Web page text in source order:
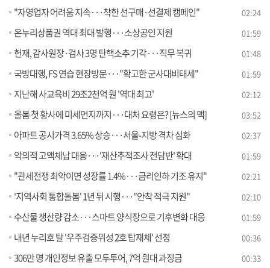
"자영업자 어려움 지속···착한 선구매·선결제 캠페인" 02:24
온누리상품권 역대 최대 발행···소상공인 지원 01:59
헌재, 감사원장·검사 3명 탄핵소추 기각···직무 복귀 01:48
국방대행, FS 연습 현장방문···"확고한 군사대비태세" 01:59
지난해 사교육비 29조2천억 원 '역대 최고' 02:12
올봄 첫 황사에 미세먼지까지···대처 요령은? [뉴스의 맥] 03:52
아파트 공시가격 3.65% 상승···서울-지방 격차 심화 02:37
악의적 고액체납 대응···'재산추적조사 전담반' 확대 01:59
"관세전쟁 최악이면 성장률 1.4%···금리인하 기조 유지" 02:21
'지역사회 통합돌봄' 1년 뒤 시행···"안착 적극 지원" 02:10
수산물 생산량 감소···스마트 양식장으로 기후변화 대응 01:59
내년 누리호 탈 '우주검증위성 2호 탑재체' 선정 00:36
306만 명 개인정보 유출 모두투어, 7억 원대 과징금 00:33